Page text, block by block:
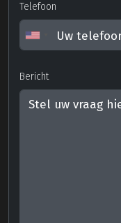
Telefoon
Bericht